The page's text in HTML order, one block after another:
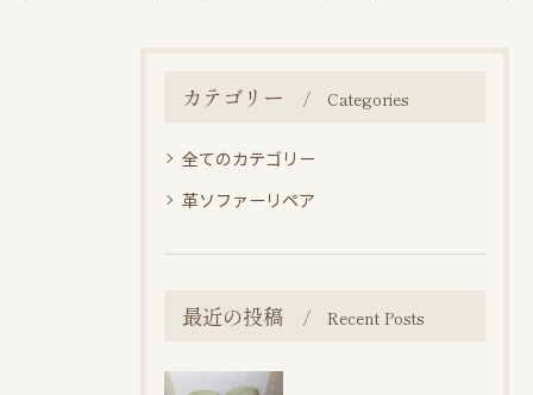
カテゴリー Categories
全てのカテゴリー
革ソファーリペア
最近の投稿 Recent Posts